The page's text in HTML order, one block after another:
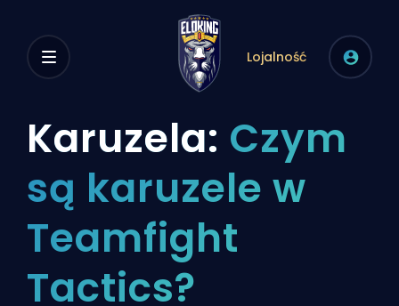
Lojalność
Karuzela: Czym
są karuzele w
Teamfight
Tactics?